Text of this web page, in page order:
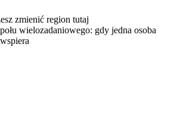
zmienić region tutaj
wielozadaniowego: gdy jedna osoba